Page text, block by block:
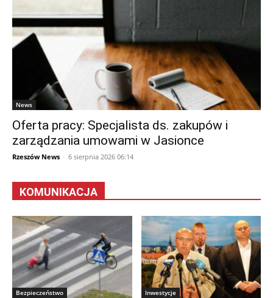
News
Oferta pracy: Specjalista ds. zakupów i
zarządzania umowami w Jasionce
Rzeszów News - 6 sierpnia 2026 06:14
KOMUNIKACJA
Bezpieczeństwo Inwestycje